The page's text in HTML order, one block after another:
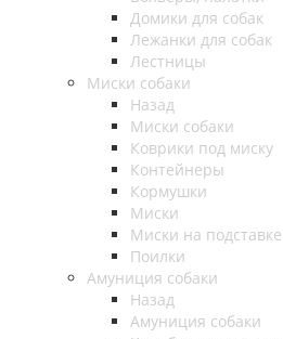
Домики для собак
Лежанки для собак
Лестницы
Миски собаки
Назад
Миски собаки
Коврики под миску
Контейнеры
Кормушки
Миски
Миски на подставке
Поилки
Амуниция собаки
Назад
Амуниция собаки